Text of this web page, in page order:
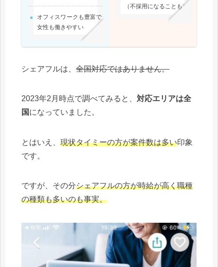
オフィスワークも豊富で
女性も働きやすい
（不採用になることも）
シェアフルは、全国対応ではありません。
2023年2月時点で調べてみると、対応エリアは全
国になっていました。
とはいえ、現状タイミーの方が案件数は多い印象
です。
ですが、その分シェアフルの方が時給が高く職種
の種類も多いのも事実。